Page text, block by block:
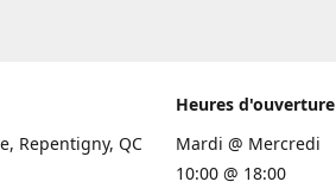
Repentigny, QC
Heures d'ouverture
Mardi @ Mercredi
10:00 @ 18:00